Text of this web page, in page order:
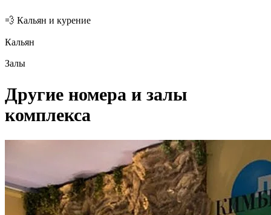
💨 Кальян и курение
Кальян
Залы
Другие номера и залы
комплекса